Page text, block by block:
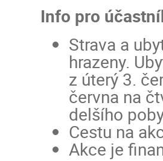
Info pro
Strava a
hrazeny.
z úterý 3.
června na
delšího
Cestu na
Akce je